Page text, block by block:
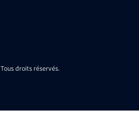
Tous droits réservés.